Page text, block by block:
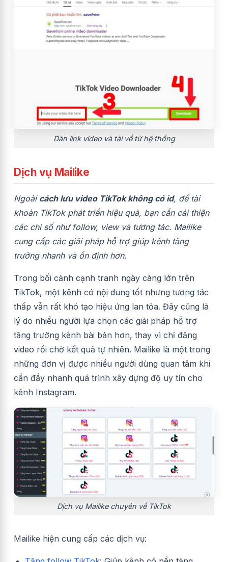
Dán link video và tải về từ hệ thống
Dịch vụ Mailike
Ngoài cách lưu video TikTok không có id, để tài
khoản TikTok phát triển hiệu quả, bạn cần cải thiện
các chỉ số như follow, view và tương tác. Mailike
cung cấp các giải pháp hỗ trợ giúp kênh tăng
trưởng nhanh và ổn định hơn.
Trong bối cảnh cạnh tranh ngày càng lớn trên
TikTok, một kênh có nội dung tốt nhưng tương tác
thấp vẫn rất khó tạo hiệu ứng lan tỏa. Đây cũng là
lý do nhiều người lựa chọn các giải pháp hỗ trợ
tăng trưởng kênh bài bản hơn, thay vì chỉ đăng
video rồi chờ kết quả tự nhiên. Mailike là một trong
những đơn vị được nhiều người dùng quan tâm khi
cần đẩy nhanh quá trình xây dựng độ uy tín cho
kênh Instagram.
Dịch vụ Mailike chuyên về TikTok
Mailike hiện cung cấp các dịch vụ: